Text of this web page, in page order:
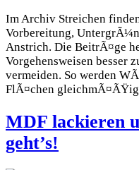
Im Archiv Streichen
Vorbereitung,
Anstrich. Die BeitrÃ¤ge
Vorgehensweisen besser
vermeiden. So werden
FlÃ¤chen
MDF lackieren
geht’s!